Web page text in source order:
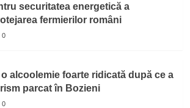
securitatea energetică a
fermierilor români
0
alcoolemie foarte ridicată după ce a
parcat în Bozieni
0